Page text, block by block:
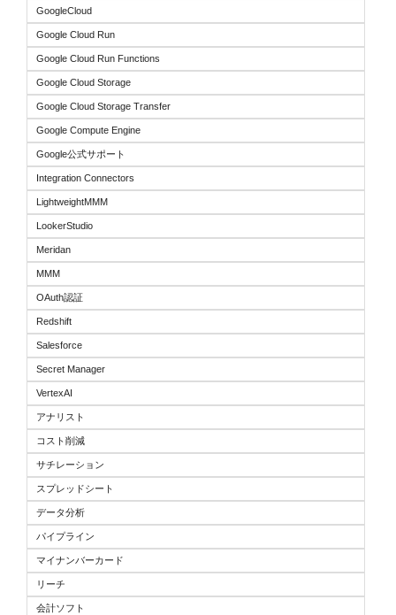
GoogleCloud
Google Cloud Run
Google Cloud Run Functions
Google Cloud Storage
Google Cloud Storage Transfer
Google Compute Engine
Google公式サポート
Integration Connectors
LightweightMMM
LookerStudio
Meridan
MMM
OAuth認証
Redshift
Salesforce
Secret Manager
VertexAI
アナリスト
コスト削減
サチレーション
スプレッドシート
データ分析
パイプライン
マイナンバーカード
リーチ
会計ソフト